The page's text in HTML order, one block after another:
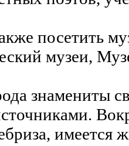
посетить
музеи,
знамениты
имеется